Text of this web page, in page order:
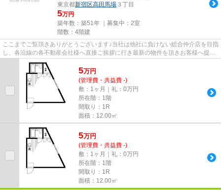
東京都新宿区高田馬場 ３丁目
5万円
築年数：築51年 ｜募集中： 2室
階数：4階建
ここまでご覧頂きありがとうございます♪当社は他社に負けない総合仲介店を目指
し、各沿線の各不動産会社様へ直接ご挨拶に行き最新の物件を頂きお客様へ提供
しております！最新の情報は...
5万円
(管理費・共益費 -)
敷：1ヶ月｜礼：0万円
所在階：1階
間取り：1R
面積：12.00㎡
5万円
(管理費・共益費 -)
敷：1ヶ月｜礼：0万円
所在階：1階
間取り：1R
面積：12.00㎡